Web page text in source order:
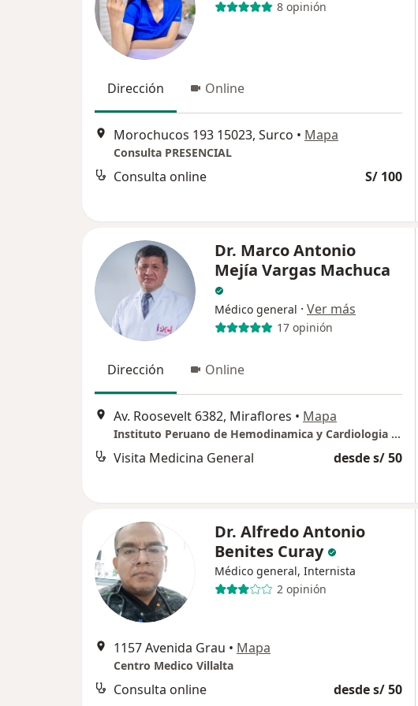
8 opinión
Dirección Online
Morochucos 193 15023, Surco • Mapa
Consulta PRESENCIAL
Consulta online S/ 100
Dr. Marco Antonio
Mejía Vargas Machuca
Médico general · Ver más
17 opinión
Dirección Online
Av. Roosevelt 6382, Miraflores • Mapa
Instituto Peruano de Hemodinamica y Cardiologia Intervencionista IPHCI
Visita Medicina General desde s/ 50
Dr. Alfredo Antonio
Benites Curay
Médico general, Internista
2 opinión
1157 Avenida Grau • Mapa
Centro Medico Villalta
Consulta online desde s/ 50